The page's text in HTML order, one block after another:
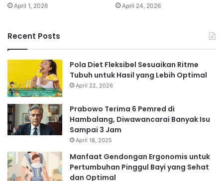
April 1, 2026 April 24, 2026
Recent Posts
Pola Diet Fleksibel Sesuaikan Ritme
Tubuh untuk Hasil yang Lebih Optimal
April 22, 2026
Prabowo Terima 6 Pemred di
Hambalang, Diwawancarai Banyak Isu
Sampai 3 Jam
April 18, 2025
Manfaat Gendongan Ergonomis untuk
Pertumbuhan Pinggul Bayi yang Sehat
dan Optimal